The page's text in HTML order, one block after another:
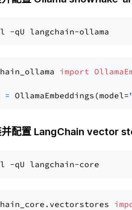
import
= OllamaEmbeddings(model=
并配置 LangChain vector